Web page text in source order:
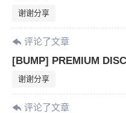
谢谢分享
评论了文章
[BUMP] PREMIUM
谢谢分享
评论了文章